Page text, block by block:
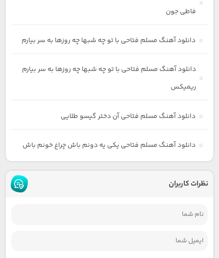
فاطی جون
دانلود آهنگ مسلم فتاحی با تو چه شبها چه روزها به سر بیارم
دانلود آهنگ مسلم فتاحی با تو چه شبها چه روزها به سر بیارم
ریمیکس
دانلود آهنگ مسلم فتاحی آن دختر گیسو طلایی
دانلود آهنگ مسلم فتاحی یکی یه دونم باش چراغ خونم باش
نظرات کاربران